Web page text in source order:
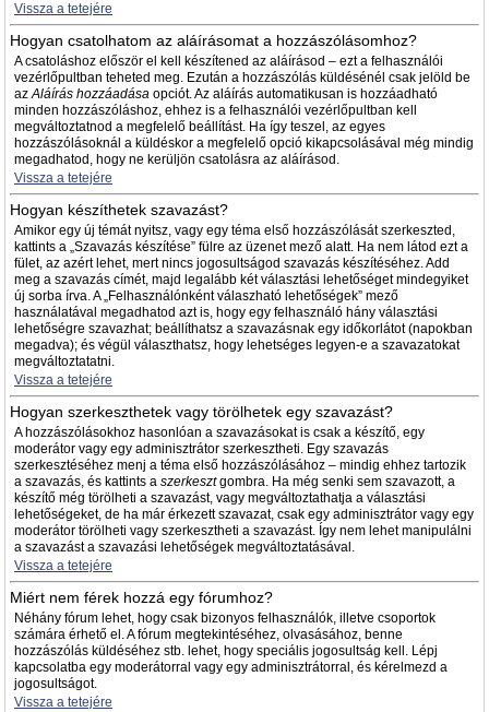
Vissza a tetejére
Hogyan csatolhatom az aláírásomat a hozzászólásomhoz?
A csatoláshoz először el kell készítened az aláírásod – ezt a felhasználói
vezérlőpultban teheted meg. Ezután a hozzászólás küldésénél csak jelöld be
azAláírás hozzáadása opciót. Az aláírás automatikusan is hozzáadható
minden hozzászóláshoz, ehhez is a felhasználói vezérlőpultban kell
megváltoztatnod a megfelelő beállítást. Ha így teszel, az egyes
hozzászólásoknál a küldéskor a megfelelő opció kikapcsolásával még mindig
megadhatod, hogy ne kerüljön csatolásra az aláírásod.
Vissza a tetejére
Hogyan készíthetek szavazást?
Amikor egy új témát nyitsz, vagy egy téma első hozzászólását szerkeszted,
kattints a „Szavazás készítése” fülre az üzenet mező alatt. Ha nem látod ezt a
fület, az azért lehet, mert nincs jogosultságod szavazás készítéséhez. Add
meg a szavazás címét, majd legalább két választási lehetőséget mindegyiket
új sorba írva. A „Felhasználónként válaszható lehetőségek” mező
használatával megadhatod azt is, hogy egy felhasználó hány választási
lehetőségre szavazhat; beállíthatsz a szavazásnak egy időkorlátot (napokban
megadva); és végül választhatsz, hogy lehetséges legyen-e a szavazatokat
megváltoztatatni.
Vissza a tetejére
Hogyan szerkeszthetek vagy törölhetek egy szavazást?
A hozzászólásokhoz hasonlóan a szavazásokat is csak a készítő, egy
moderátor vagy egy adminisztrátor szerkesztheti. Egy szavazás
szerkesztéséhez menj a téma első hozzászólásához – mindig ehhez tartozik
a szavazás, és kattints a szerkesztgombra. Ha még senki sem szavazott, a
készítő még törölheti a szavazást, vagy megváltoztathatja a választási
lehetőségeket, de ha már érkezett szavazat, csak egy adminisztrátor vagy egy
moderátor törölheti vagy szerkesztheti a szavazást. Így nem lehet manipulálni
a szavazást a szavazási lehetőségek megváltoztatásával.
Vissza a tetejére
Miért nem férek hozzá egy fórumhoz?
Néhány fórum lehet, hogy csak bizonyos felhasználók, illetve csoportok
számára érhető el. A fórum megtekintéséhez, olvasásához, benne
hozzászólás küldéséhez stb. lehet, hogy speciális jogosultság kell. Lépj
kapcsolatba egy moderátorral vagy egy adminisztrátorral, és kérelmezd a
jogosultságot.
Vissza a tetejére